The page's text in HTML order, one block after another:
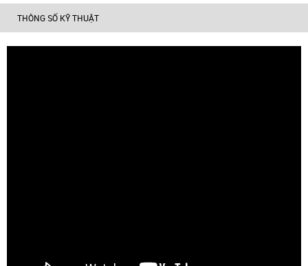
THÔNG SỐ KỸ THUẬT